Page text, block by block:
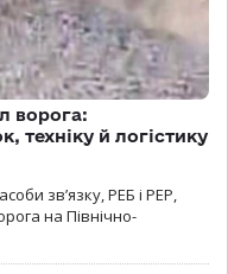
ворога:
техніку й логістику
зв’язку, РЕБ і РЕР,
на Північно-